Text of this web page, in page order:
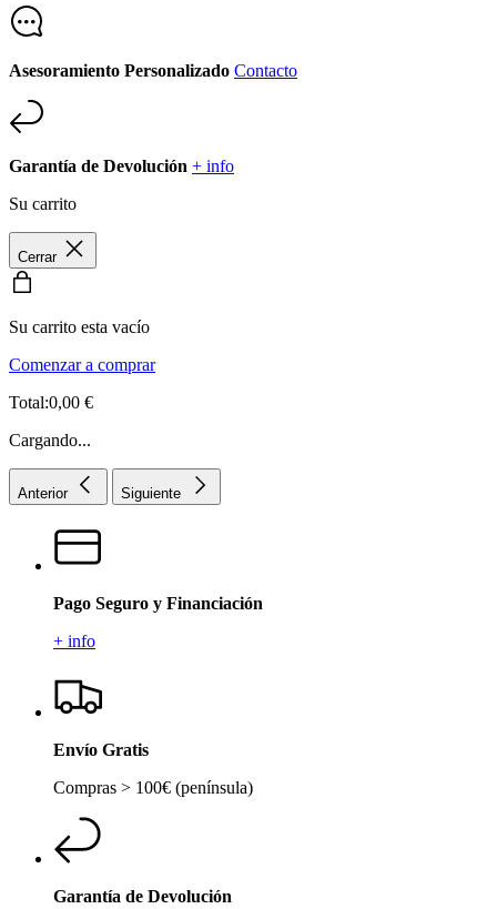
Asesoramiento Personalizado Contacto
Garantía de Devolución + info
Su carrito
Cerrar
Su carrito esta vacío
Comenzar a comprar
Total:0,00 €
Cargando...
Anterior Siguiente
Pago Seguro y Financiación
+ info
Envío Gratis
Compras > 100€ (península)
Garantía de Devolución